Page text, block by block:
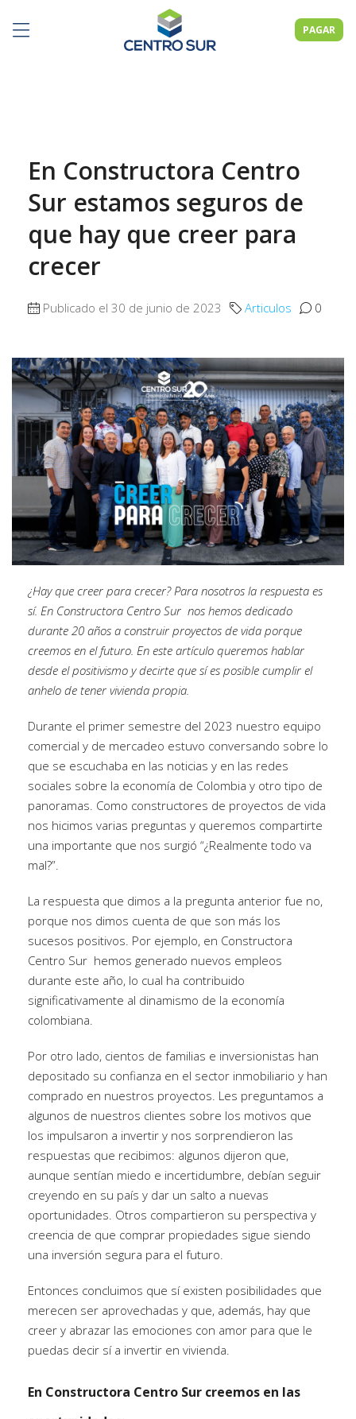
PAGAR
En Constructora Centro
Sur estamos seguros de
que hay que creer para
crecer
Publicado el 30 de junio de 2023 Articulos 0
¿Hay que creer para crecer? Para nosotros la respuesta es
sí. En Constructora Centro Sur nos hemos dedicado
durante 20 años a construir proyectos de vida porque
creemos en el futuro. En este artículo queremos hablar
desde el positivismo y decirte que sí es posible cumplir el
anhelo de tener vivienda propia.
Durante el primer semestre del 2023 nuestro equipo
comercial y de mercadeo estuvo conversando sobre lo
que se escuchaba en las noticias y en las redes
sociales sobre la economía de Colombia y otro tipo de
panoramas. Como constructores de proyectos de vida
nos hicimos varias preguntas y queremos compartirte
una importante que nos surgió “¿Realmente todo va
mal?”.
La respuesta que dimos a la pregunta anterior fue no,
porque nos dimos cuenta de que son más los
sucesos positivos. Por ejemplo, en Constructora
Centro Sur hemos generado nuevos empleos
durante este año, lo cual ha contribuido
significativamente al dinamismo de la economía
colombiana.
Por otro lado, cientos de familias e inversionistas han
depositado su confianza en el sector inmobiliario y han
comprado en nuestros proyectos. Les preguntamos a
algunos de nuestros clientes sobre los motivos que
los impulsaron a invertir y nos sorprendieron las
respuestas que recibimos: algunos dijeron que,
aunque sentían miedo e incertidumbre, debían seguir
creyendo en su país y dar un salto a nuevas
oportunidades. Otros compartieron su perspectiva y
creencia de que comprar propiedades sigue siendo
una inversión segura para el futuro.
Entonces concluimos que sí existen posibilidades que
merecen ser aprovechadas y que, además, hay que
creer y abrazar las emociones con amor para que le
puedas decir sí a invertir en vivienda.
En Constructora Centro Sur creemos en las